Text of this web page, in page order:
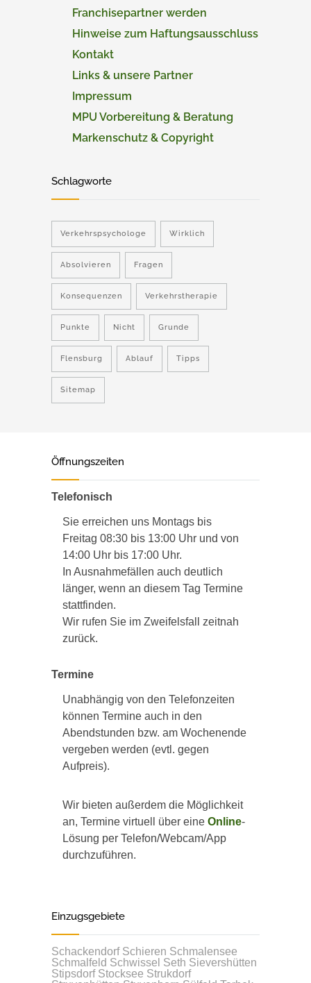
Franchisepartner werden
Hinweise zum Haftungsausschluss
Kontakt
Links & unsere Partner
Impressum
MPU Vorbereitung & Beratung
Markenschutz & Copyright
Schlagworte
Verkehrspsychologe Wirklich
Absolvieren Fragen
Konsequenzen Verkehrstherapie
Punkte Nicht Grunde
Flensburg Ablauf Tipps
Sitemap
Öffnungszeiten
Telefonisch
Sie erreichen uns Montags bis
Freitag 08:30 bis 13:00 Uhr und von
14:00 Uhr bis 17:00 Uhr.
In Ausnahmefällen auch deutlich
länger, wenn an diesem Tag Termine
stattfinden.
Wir rufen Sie im Zweifelsfall zeitnah
zurück.
Termine
Unabhängig von den Telefonzeiten
können Termine auch in den
Abendstunden bzw. am Wochenende
vergeben werden (evtl. gegen
Aufpreis).
Wir bieten außerdem die Möglichkeit
an, Termine virtuell über eine Online-
Lösung per Telefon/Webcam/App
durchzuführen.
Einzugsgebiete
Schackendorf Schieren Schmalensee
Schmalfeld Schwissel Seth Sievershütten
Stipsdorf Stocksee Strukdorf